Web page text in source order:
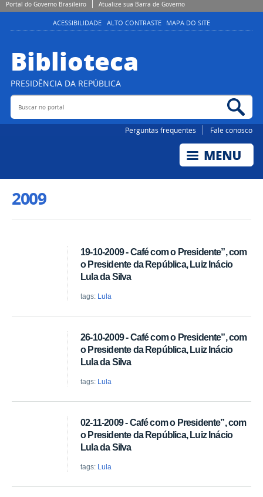
Portal do Governo Brasileiro Atualize sua Barra de Governo
ACESSIBILIDADE ALTO CONTRASTE MAPA DO SITE
Biblioteca
PRESIDÊNCIA DA REPÚBLICA
Buscar no portal
Perguntas frequentes Fale conosco
2009
19-10-2009 - Café com o Presidente”, com
o Presidente da República, Luiz Inácio
Lula da Silva
tags: Lula
26-10-2009 - Café com o Presidente”, com
o Presidente da República, Luiz Inácio
Lula da Silva
tags: Lula
02-11-2009 - Café com o Presidente”, com
o Presidente da República, Luiz Inácio
Lula da Silva
tags: Lula